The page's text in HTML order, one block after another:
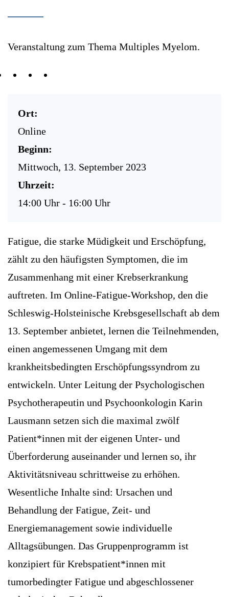
Veranstaltung zum Thema Multiples Myelom.
Ort:
Online
Beginn:
Mittwoch, 13. September 2023
Uhrzeit:
14:00 Uhr - 16:00 Uhr
Fatigue, die starke Müdigkeit und Erschöpfung,
zählt zu den häufigsten Symptomen, die im
Zusammenhang mit einer Krebserkrankung
auftreten. Im Online-Fatigue-Workshop, den die
Schleswig-Holsteinische Krebsgesellschaft ab dem
13. September anbietet, lernen die Teilnehmenden,
einen angemessenen Umgang mit dem
krankheitsbedingten Erschöpfungssyndrom zu
entwickeln. Unter Leitung der Psychologischen
Psychotherapeutin und Psychoonkologin Karin
Lausmann setzen sich die maximal zwölf
Patient*innen mit der eigenen Unter- und
Überforderung auseinander und lernen so, ihr
Aktivitätsniveau schrittweise zu erhöhen.
Wesentliche Inhalte sind: Ursachen und
Behandlung der Fatigue, Zeit- und
Energiemanagement sowie individuelle
Alltagsübungen. Das Gruppenprogramm ist
konzipiert für Krebspatient*innen mit
tumorbedingter Fatigue und abgeschlossener